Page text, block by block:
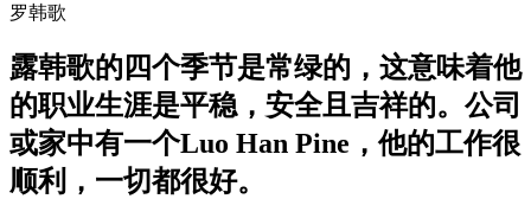
罗韩歌
露韩歌的四个季节是常绿的，这意味着他
的职业生涯是平稳，安全且吉祥的。公司
或家中有一个Luo Han Pine，他的工作很
顺利，一切都很好。